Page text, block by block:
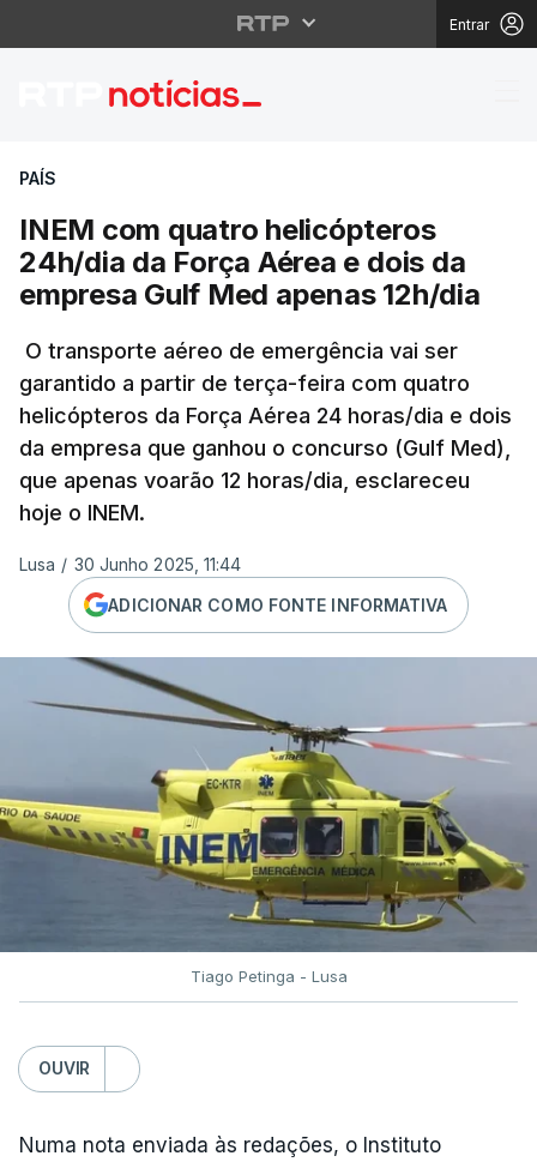
Entrar
INEM com quatro
PAÍS
INEM com quatro helicópteros
24h/dia da Força Aérea e dois da
empresa Gulf Med apenas 12h/dia
O transporte aéreo de emergência vai ser
garantido a partir de terça-feira com quatro
helicópteros da Força Aérea 24 horas/dia e dois
da empresa que ganhou o concurso (Gulf Med),
que apenas voarão 12 horas/dia, esclareceu
hoje o INEM.
Lusa / 30 Junho 2025, 11:44
ADICIONAR COMO FONTE INFORMATIVA
Tiago Petinga - Lusa
OUVIR
Numa nota enviada às redações, o Instituto